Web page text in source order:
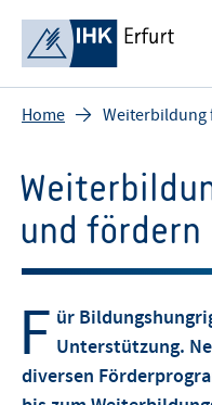
Home Weiterbildung
und fördern
F ür
Unterstützung.
diversen